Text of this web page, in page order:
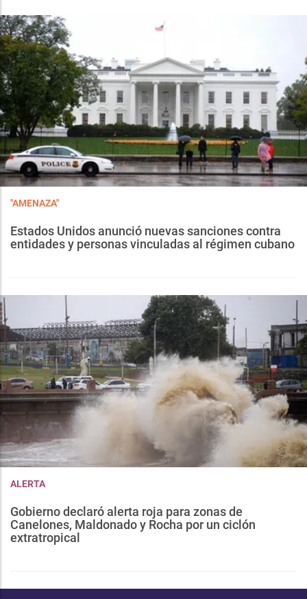
"AMENAZA"
Estados Unidos anunció nuevas sanciones contra
entidades y personas vinculadas al régimen cubano
ALERTA
Gobierno declaró alerta roja para zonas de
Canelones, Maldonado y Rocha por un ciclón
extratropical